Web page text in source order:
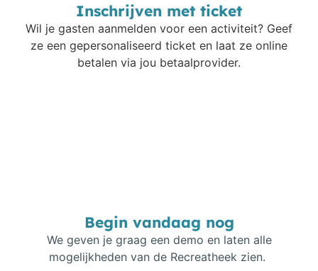
Inschrijven met ticket
Wil je gasten aanmelden voor een activiteit? Geef
ze een gepersonaliseerd ticket en laat ze online
betalen via jou betaalprovider.
Begin vandaag nog
We geven je graag een demo en laten alle
mogelijkheden van de Recreatheek zien.